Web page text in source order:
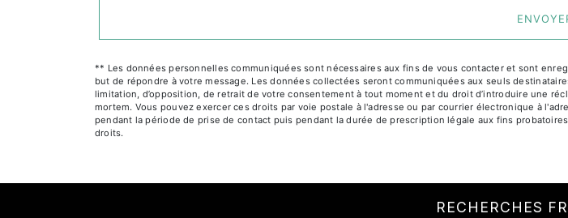
** Les données personnelles communiquées sont nécessaires aux fins de vous contacter et sont
but de répondre à votre message. Les données collectées seront communiquées aux seuls
limitation, d’opposition, de retrait de votre consentement à tout moment et du droit d’introduire une
mortem. Vous pouvez exercer ces droits par voie postale à l'adresse ou par courrier électronique à
pendant la période de prise de contact puis pendant la durée de prescription légale aux fins
droits.
RECHERCHES